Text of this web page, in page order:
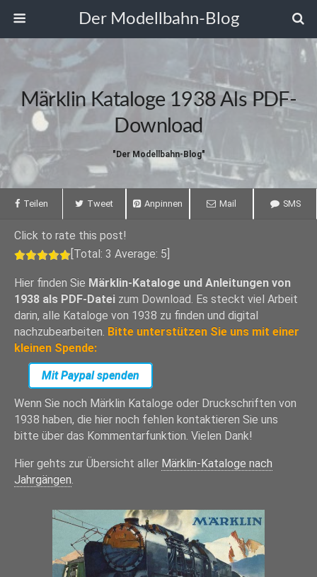
Der Modellbahn-Blog
Märklin Kataloge 1938 Als PDF-
Download
"Der Modellbahn-Blog"
Teilen Tweet Anpinnen Mail SMS
Click to rate this post!
[Total: 3 Average: 5
Hier finden Sie Märklin-Kataloge und Anleitungen von
1938 als PDF-Datei zum Download. Es steckt viel Arbeit
darin, alle Kataloge von 1938 zu finden und digital
nachzubearbeiten. Bitte unterstützen Sie uns mit einer
kleinen Spende:
Mit Paypal spenden
Wenn Sie noch Märklin Kataloge oder Druckschriften von
1938 haben, die hier noch fehlen kontaktieren Sie uns
bitte über das Kommentarfunktion. Vielen Dank!
Hier gehts zur Übersicht aller Märklin-Kataloge nach
Jahrgängen.